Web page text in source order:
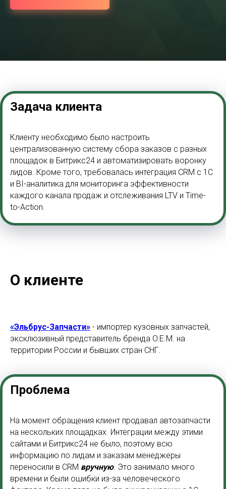
Задача клиента
Клиенту необходимо было настроить
централизованную систему сбора заказов с разных
площадок в Битрикс24 и автоматизировать воронку
лидов. Кроме того, требовалась интеграция CRM с 1С
и BI-аналитика для мониторинга эффективности
каждого канала продаж и отслеживания LTV и Time-
to-Action.
О клиенте
«Эльбрус-Запчасти» - импортер кузовных запчастей,
эксклюзивный представитель бренда O.E.M. на
территории России и бывших стран СНГ.
Проблема
На момент обращения клиент продавал автозапчасти
на нескольких площадках. Интеграции между этими
сайтами и Битрикс24 не было, поэтому всю
информацию по лидам и заказам менеджеры
переносили в CRM вручную. Это занимало много
времени и были ошибки из-за человеческого